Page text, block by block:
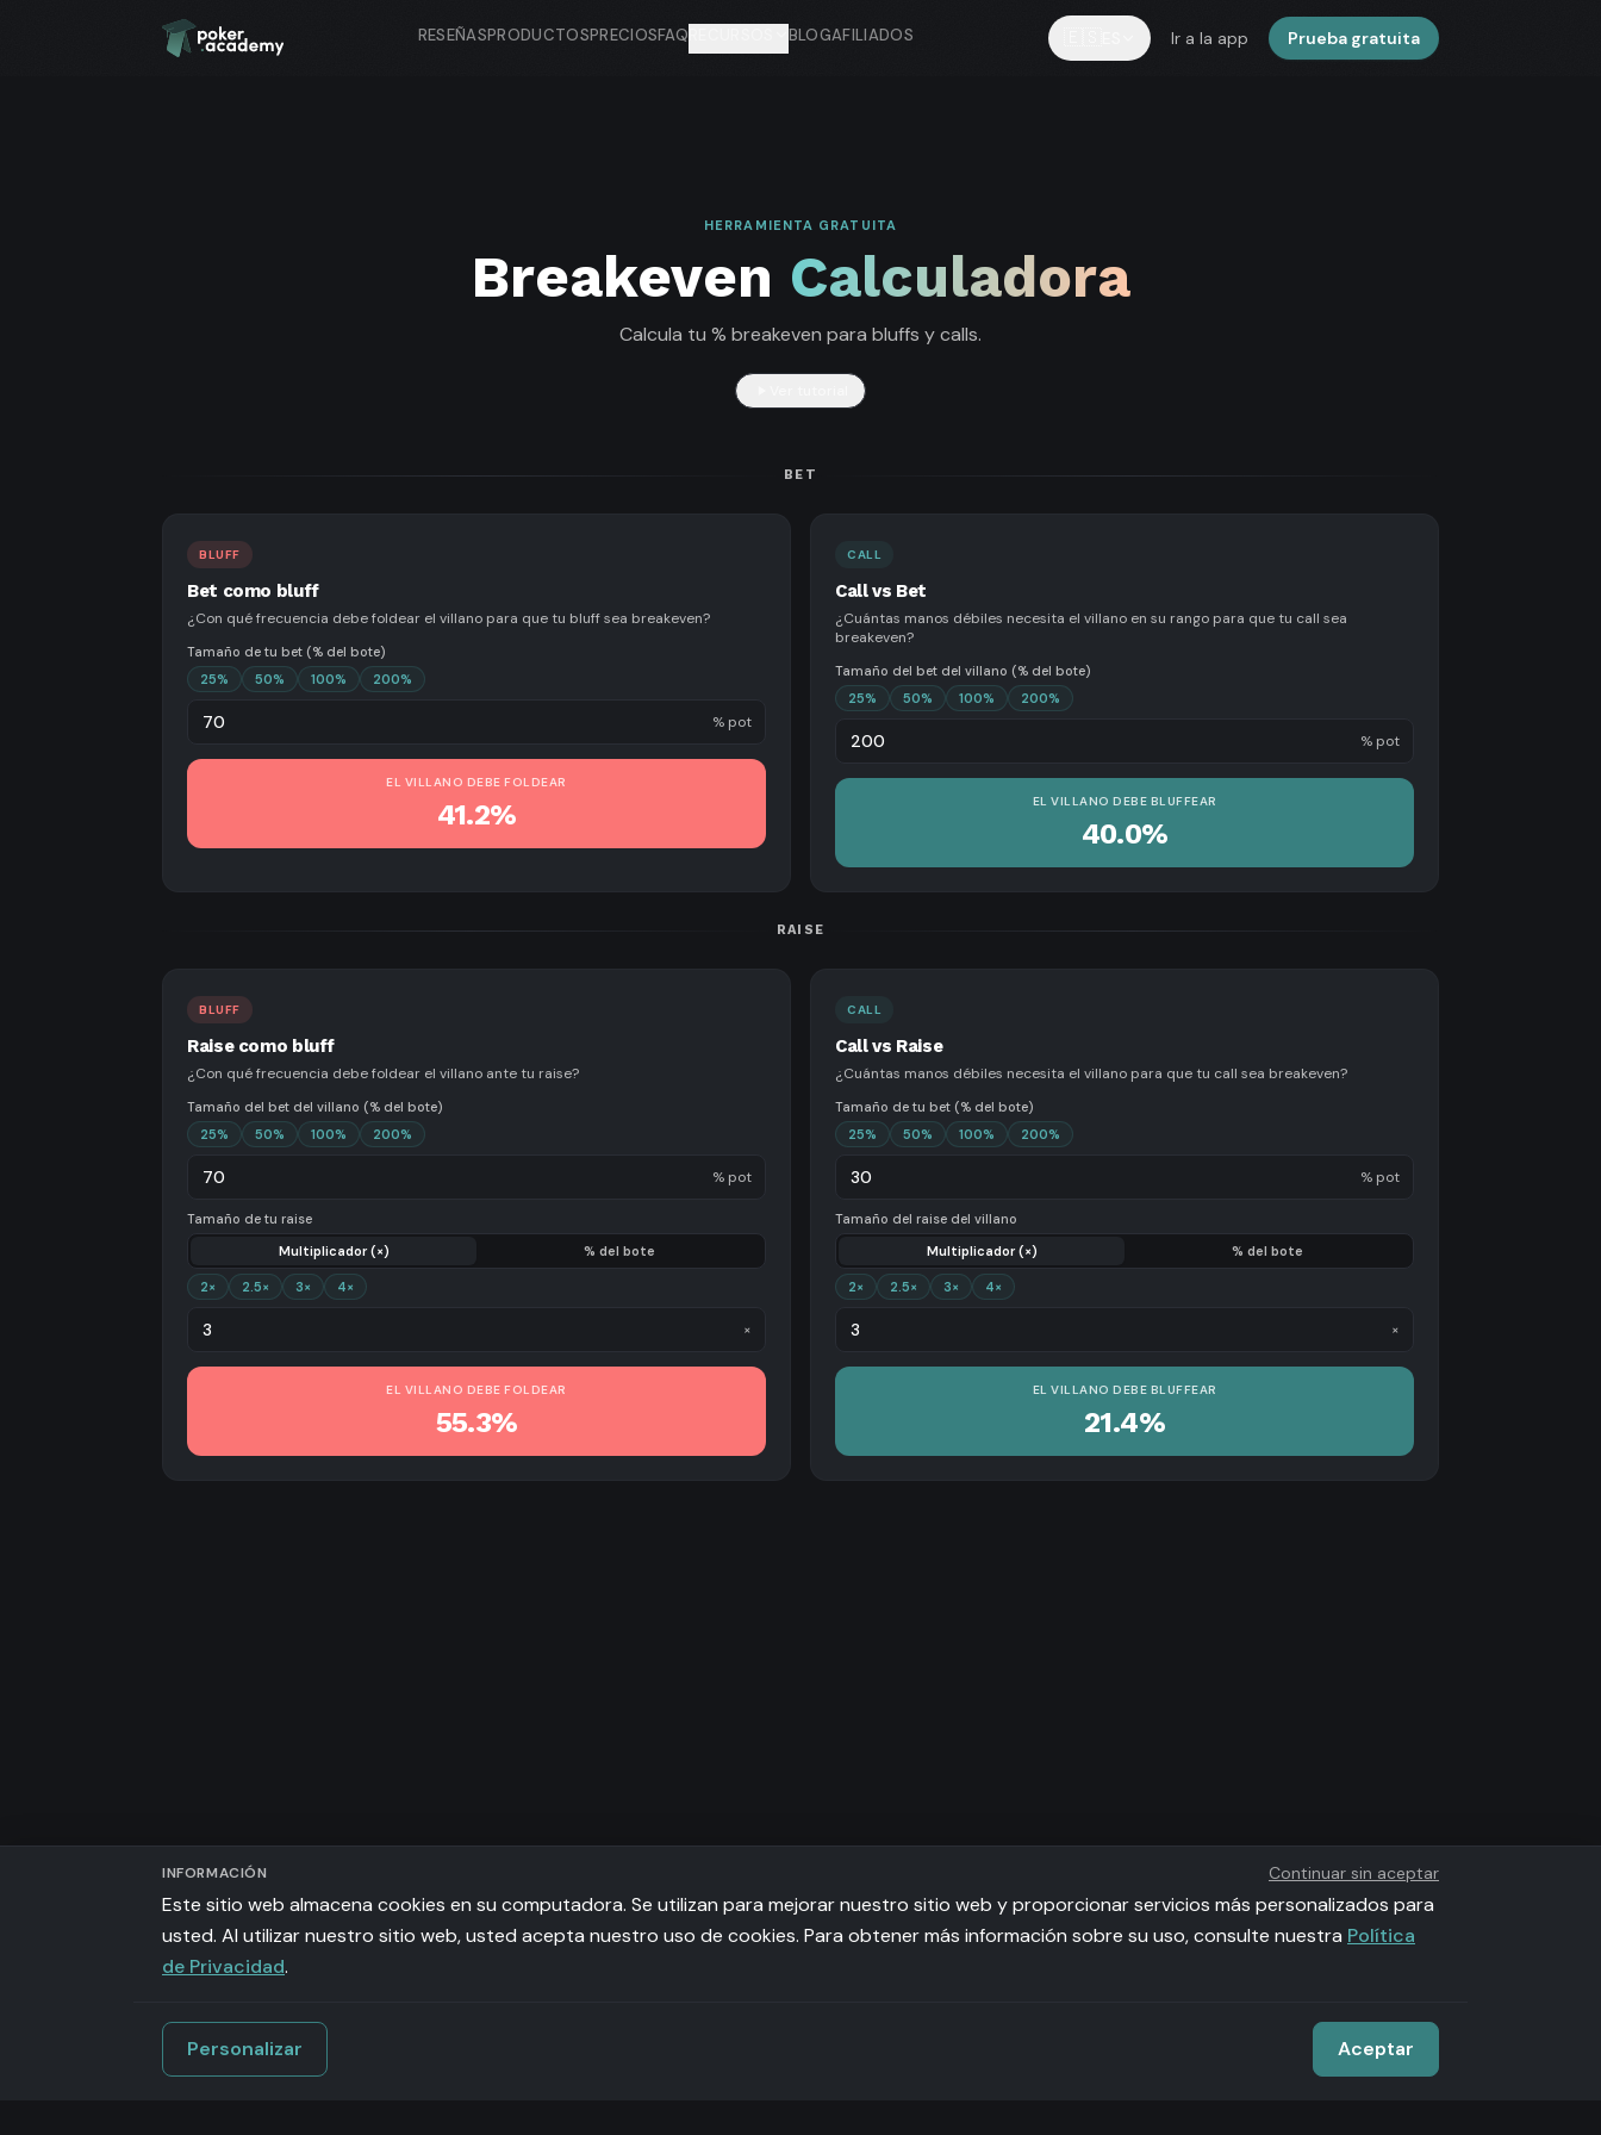
RESEÑASPRODUCTOSPRECIOSFAQ BLOGAFILIADOS Ir a la app Prueba gratuita
HERRAMIENTA GRATUITA
Breakeven Calculadora
Calcula tu % breakeven para bluffs y calls.
BET
BLUFF
Bet como bluff
¿Con qué frecuencia debe foldear el villano para que tu bluff sea breakeven?
Tamaño de tu bet (% del bote)
25% 50% 100% 200%
% pot
EL VILLANO DEBE FOLDEAR
41.2%
CALL
Call vs Bet
¿Cuántas manos débiles necesita el villano en su rango para que tu call sea
breakeven?
Tamaño del bet del villano (% del bote)
25% 50% 100% 200%
% pot
EL VILLANO DEBE BLUFFEAR
40.0%
RAISE
BLUFF
Raise como bluff
¿Con qué frecuencia debe foldear el villano ante tu raise?
Tamaño del bet del villano (% del bote)
25% 50% 100% 200%
% pot
Tamaño de tu raise
Multiplicador (×)
% del bote
2× 2.5× 3× 4×
×
EL VILLANO DEBE FOLDEAR
55.3%
CALL
Call vs Raise
¿Cuántas manos débiles necesita el villano para que tu call sea breakeven?
Tamaño de tu bet (% del bote)
25% 50% 100% 200%
% pot
Tamaño del raise del villano
Multiplicador (×)
% del bote
2× 2.5× 3× 4×
×
EL VILLANO DEBE BLUFFEAR
21.4%
INFORMACIÓN Continuar sin aceptar
Este sitio web almacena cookies en su computadora. Se utilizan para mejorar nuestro sitio web y proporcionar servicios más personalizados para
usted. Al utilizar nuestro sitio web, usted acepta nuestro uso de cookies. Para obtener más información sobre su uso, consulte nuestra Política
de Privacidad.
Personalizar Aceptar